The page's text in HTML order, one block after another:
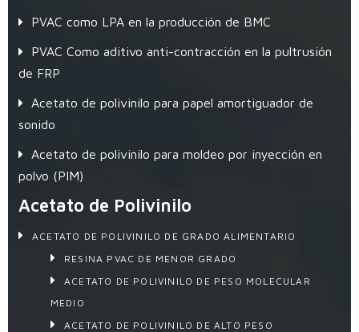
PVAC como LPA en la producción de BMC
PVAC Como aditivo anti-contracción en la pultrusión
de FRP
Acetato de polivinilo para papel amortiguador de
sonido
Acetato de polivinilo para moldeo por inyección en
polvo (PIM)
Acetato de Polivinilo
ACETATO DE POLIVINILO DE GRADO ALIMENTARIO
RESINA PVAC DE MENOR GRADO
ACETATO DE POLIVINILO DE PESO MOLECULAR
MEDIO
ACETATO DE POLIVINILO DE ALTO PESO